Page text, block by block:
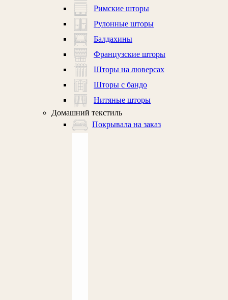
Римские шторы
Рулонные шторы
Балдахины
Французские шторы
Шторы на люверсах
Шторы с бандо
Нитяные шторы
Домашний текстиль
Покрывала на заказ